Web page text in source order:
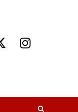
Instagram